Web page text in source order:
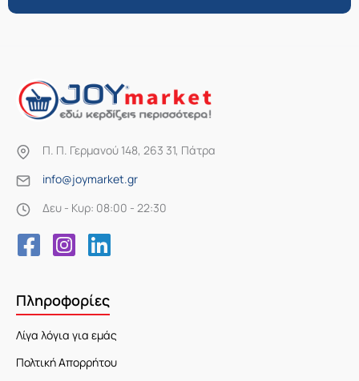
Π. Π. Γερμανού 148, 263 31, Πάτρα
info@joymarket.gr
Δευ - Κυρ: 08:00 - 22:30
Πληροφορίες
Λίγα λόγια για εμάς
Πολτική Απορρήτου